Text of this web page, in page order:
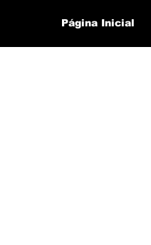
Página Inicial